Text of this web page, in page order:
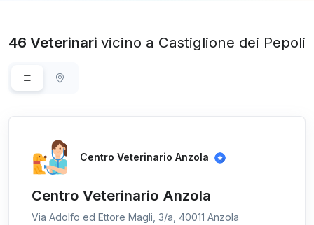
46 Veterinari vicino a Castiglione dei Pepoli
Centro Veterinario Anzola
Centro Veterinario Anzola
Via Adolfo ed Ettore Magli, 3/a, 40011 Anzola